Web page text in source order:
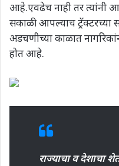
आहे.एवढेच नाही तर त्यांनी
सकाळी आपल्याच ट्रॅक्टरच्या
अडचणीच्या काळात
होत आहे.
राज्याचा व देशाचा